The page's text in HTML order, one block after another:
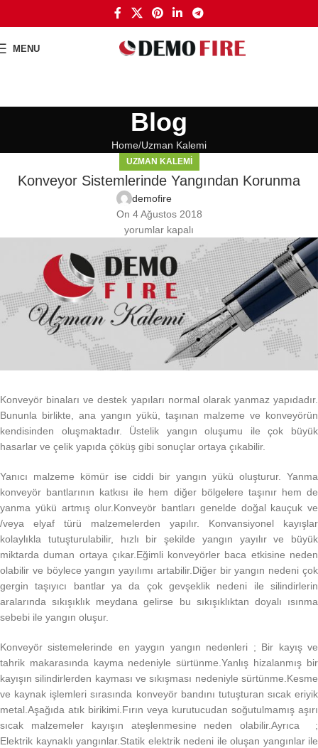
MENU
Blog
Home Uzman Kalemi
UZMAN KALEMI
Konveyor Sistemlerinde Yangından Korunma
demofire
On 4 Ağustos 2018
yorumlar kapalı
Konveyör binaları ve destek yapıları normal olarak yanmaz yapıdadır.
Bununla birlikte, ana yangın yükü, taşınan malzeme ve konveyörün
kendisinden oluşmaktadır. Üstelik yangın oluşumu ile çok büyük
hasarlar ve çelik yapıda çöküş gibi sonuçlar ortaya çıkabilir.
Yanıcı malzeme kömür ise ciddi bir yangın yükü oluşturur. Yanma
konveyör bantlarının katkısı ile hem diğer bölgelere taşınır hem de
yanma yükü artmış olur.Konveyör bantları genelde doğal kauçuk ve
/veya elyaf türü malzemelerden yapılır. Konvansiyonel kayışlar
kolaylıkla tutuşturulabilir, hızlı bir şekilde yangın yayılır ve büyük
miktarda duman ortaya çıkar.Eğimli konveyörler baca etkisine neden
olabilir ve böylece yangın yayılımı artabilir.Diğer bir yangın nedeni çok
gergin taşıyıcı bantlar ya da çok gevşeklik nedeni ile silindirlerin
aralarında sıkışıklık meydana gelirse bu sıkışıklıktan doyalı ısınma
sebebi ile yangın oluşur.
Konveyör sistemelerinde en yaygın yangın nedenleri ; Bir kayış ve
tahrik makarasında kayma nedeniyle sürtünme.Yanlış hizalanmış bir
kayışın silindirlerden kayması ve sıkışması nedeniyle sürtünme.Kesme
ve kaynak işlemleri sırasında konveyör bandını tutuşturan sıcak eriyik
metal.Aşağıda atık birikimi.Fırın veya kurutucudan soğutulmamış aşırı
sıcak malzemeler kayışın ateşlenmesine neden olabilir.Ayrıca ;
Elektrik kaynaklı yangınlar.Statik elektrik nedeni ile oluşan yangınlar ile